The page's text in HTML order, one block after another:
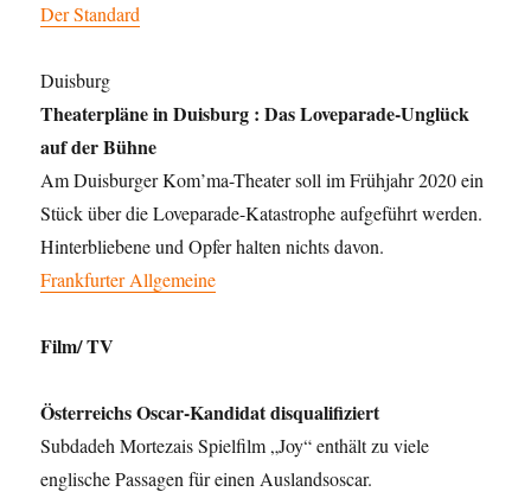
Der Standard
Duisburg
Theaterpläne in Duisburg : Das Loveparade-Unglück
auf der Bühne
Am Duisburger Kom’ma-Theater soll im Frühjahr 2020 ein
Stück über die Loveparade-Katastrophe aufgeführt werden.
Hinterbliebene und Opfer halten nichts davon.
Frankfurter Allgemeine
Film/ TV
Österreichs Oscar-Kandidat disqualifiziert
Subdadeh Mortezais Spielfilm „Joy“ enthält zu viele
englische Passagen für einen Auslandsoscar.